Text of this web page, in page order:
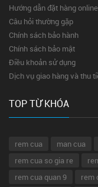
Hướng dẫn đặt hàng online
Câu hỏi thường gặp
Chính sách bảo hành
Chính sách bảo mật
Điều khoản sử dụng
Dịch vụ giao hàng và thu
TOP TỪ KHÓA
rem cua man cua
rem cua so gia re
rem cua quan 9
rem